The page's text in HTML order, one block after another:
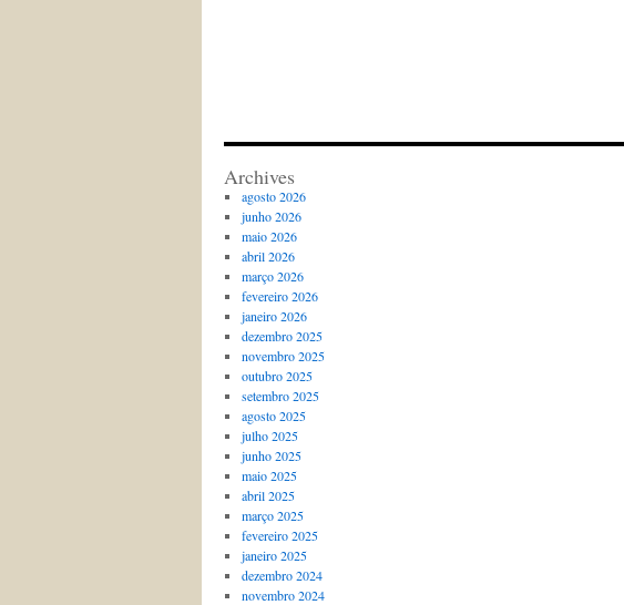
Archives
agosto 2026
junho 2026
maio 2026
abril 2026
março 2026
fevereiro 2026
janeiro 2026
dezembro 2025
novembro 2025
outubro 2025
setembro 2025
agosto 2025
julho 2025
junho 2025
maio 2025
abril 2025
março 2025
fevereiro 2025
janeiro 2025
dezembro 2024
novembro 2024